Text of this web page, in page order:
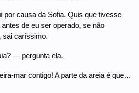
causa da Sofia. Quis que tivesse
de eu ser operado, se não
sai caríssimo.
— pergunta ela.
mar contigo! A parte da areia é que…